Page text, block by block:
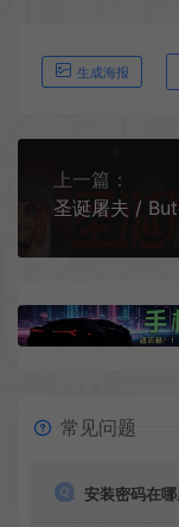
生成海报
上一篇：
常见问题
安装密码在哪